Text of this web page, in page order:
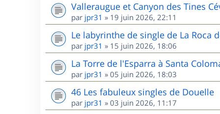
Valleraugue et Canyon des Tines
par jpr31 » 19 juin 2026, 22:11
Le labyrinthe de single de La Roca
par jpr31 » 15 juin 2026, 18:06
La Torre de l'Esparra à Santa
par jpr31 » 05 juin 2026, 18:03
46 Les fabuleux singles de Douelle
par jpr31 » 03 juin 2026, 11:17